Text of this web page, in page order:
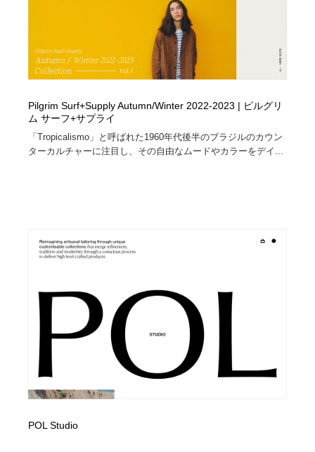
Pilgrim Surf+Supply Autumn/Winter 2022-2023 | ピルグリ
ム サーフ+サプライ
「Tropicalismo」と呼ばれた1960年代後半のブラジルのカウン
ターカルチャーに注目し、その自由なムードやカラーをデイ...
POL Studio